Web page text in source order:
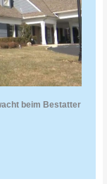
beim Bestatter